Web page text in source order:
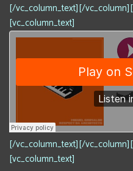
[/vc_column_text][/
[vc_column_text]
[/vc_column_text][/
[vc_column_text]